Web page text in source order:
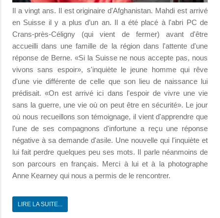
Il a vingt ans. Il est originaire d'Afghanistan. Mahdi est arrivé
en Suisse il y a plus d’un an. Il a été placé à l'abri PC de
Crans-près-Céligny (qui vient de fermer) avant d'être
accueilli dans une famille de la région dans l'attente d'une
réponse de Berne. «Si la Suisse ne nous accepte pas, nous
vivons sans espoir», s'inquiète le jeune homme qui rêve
d'une vie différente de celle que son lieu de naissance lui
prédisait. «On est arrivé ici dans l'espoir de vivre une vie
sans la guerre, une vie où on peut être en sécurité». Le jour
où nous recueillons son témoignage, il vient d'apprendre que
l'une de ses compagnons d'infortune a reçu une réponse
négative à sa demande d'asile. Une nouvelle qui l'inquiète et
lui fait perdre quelques peu ses mots. Il parle néanmoins de
son parcours en français. Merci à lui et à la photographe
Anne Kearney qui nous a permis de le rencontrer.
LIRE LA SUITE...